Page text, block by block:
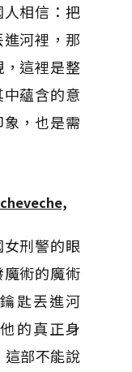
人相信：把
河裡，那
這裡是整
蘊含的意
，也是需
刑警的眼
術的魔術
匙丟進河
的真正身
部不能說